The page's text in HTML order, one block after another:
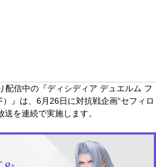
信中の『ディシディア デュエルム フ
』は、6月26日に対抗戦企画“セフィロ
を連続で実施します。